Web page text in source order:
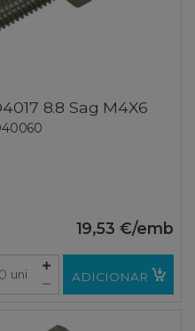
8.8 Sag M4X6
19,53 €/emb
uni ADICIONAR